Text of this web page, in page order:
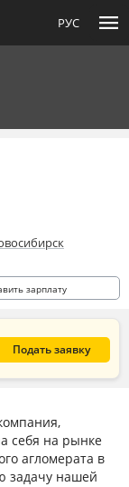
РУС menu
зарплату
Подать заявку
себя на рынке
агломерата в
задачу нашей